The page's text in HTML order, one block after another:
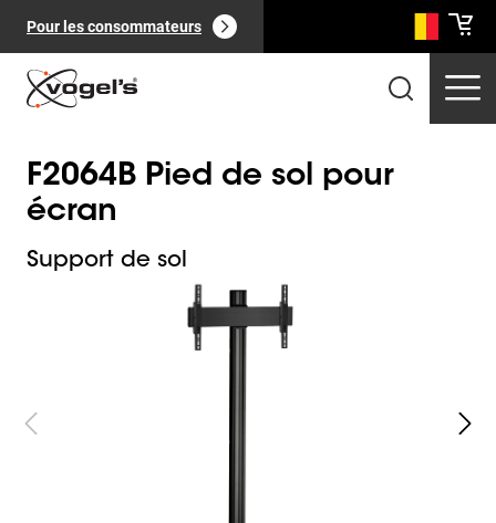
Pour les consommateurs
Produits professionnels
F2064B Pied de sol pour
écran
Support de sol